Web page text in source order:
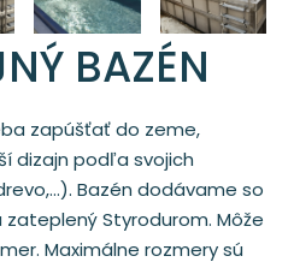
BAZÉN
zapúšťať do zeme,
dizajn podľa svojich
Bazén dodávame so
Styrodurom. Môže
Maximálne rozmery sú